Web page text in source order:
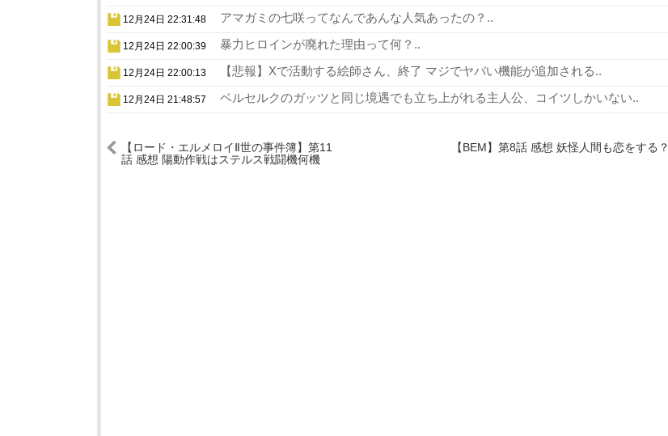
12月24日 22:31:48 アマガミの七咲ってなんであんな人気あったの？..
12月24日 22:00:39 暴力ヒロインが廃れた理由って何？..
12月24日 22:00:13 【悲報】Xで活動する絵師さん、終了 マジでヤバい機能が追加される..
12月24日 21:48:57 ベルセルクのガッツと同じ境遇でも立ち上がれる主人公、コイツしかいない..
【ロード・エルメロイⅡ世の事件簿】第11
話 感想 陽動作戦はステルス戦闘機何機
【BEM】第8話 感想 妖怪人間も恋をする？